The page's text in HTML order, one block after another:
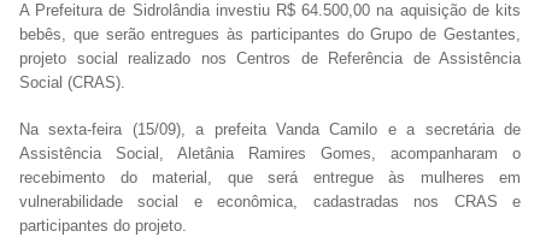
A Prefeitura de Sidrolândia investiu R$ 64.500,00 na aquisição de kits
bebês, que serão entregues às participantes do Grupo de Gestantes,
projeto social realizado nos Centros de Referência de Assistência
Social (CRAS).
Na sexta-feira (15/09), a prefeita Vanda Camilo e a secretária de
Assistência Social, Aletânia Ramires Gomes, acompanharam o
recebimento do material, que será entregue às mulheres em
vulnerabilidade social e econômica, cadastradas nos CRAS e
participantes do projeto.